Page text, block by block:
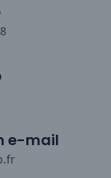
e-mail